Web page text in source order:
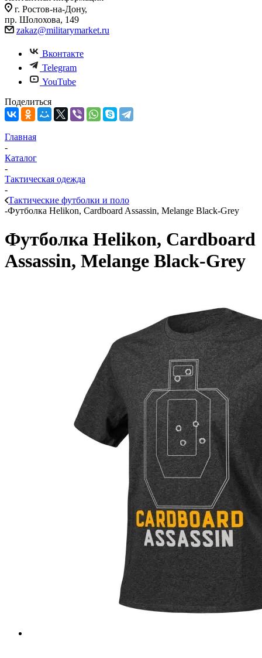
г. Ростов-на-Дону,
пр. Шолохова, 149
zakaz@militarymarket.ru
Вконтакте
Telegram
YouTube
Поделиться
Главная
-
Каталог
-
Тактическая одежда
-
Тактические футболки и поло
-Футболка Helikon, Cardboard Assassin, Melange Black-Grey
Футболка Helikon, Cardboard
Assassin, Melange Black-Grey